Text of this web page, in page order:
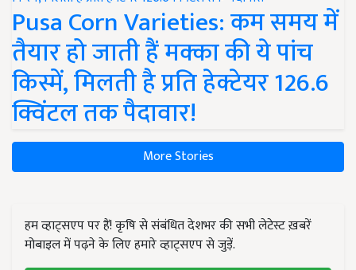
Pusa Corn Varieties: कम समय में
तैयार हो जाती हैं मक्का की ये पांच
किस्में, मिलती है प्रति हेक्टेयर 126.6
क्विंटल तक पैदावार!
More Stories
हम व्हाट्सएप पर हैं! कृषि से संबंधित देशभर की सभी लेटेस्ट ख़बरें
मोबाइल में पढ़ने के लिए हमारे व्हाट्सएप से जुड़ें.